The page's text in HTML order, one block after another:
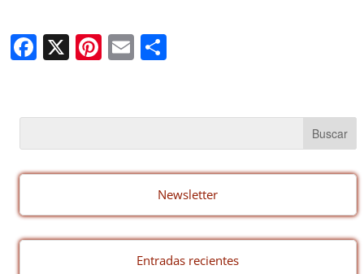
F
a
e
b
o
k
X Pi
nt
e
st
E
m
C
p
ar
tir
Newsletter
Entradas recientes